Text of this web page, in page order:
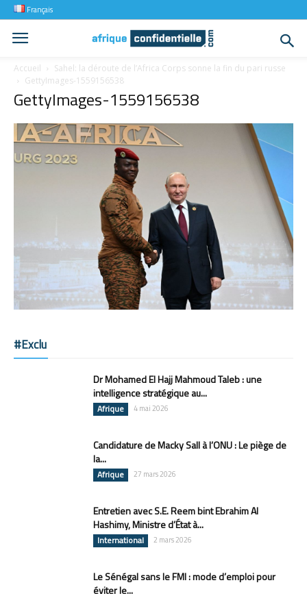
Français
Accueil
Sahel: la déroute de l’Africa Corps sonne la fin du pari russe
GettyImages-1559156538
GettyImages-1559156538
#Exclu
Dr Mohamed El Hajj Mahmoud Taleb : une
intelligence stratégique au...
Afrique 4 mai 2026
Candidature de Macky Sall à l’ONU : Le piège de
la...
Afrique 27 mars 2026
Entretien avec S.E. Reem bint Ebrahim Al
Hashimy, Ministre d’État à...
International 2 mars 2026
Le Sénégal sans le FMI : mode d’emploi pour
éviter le...